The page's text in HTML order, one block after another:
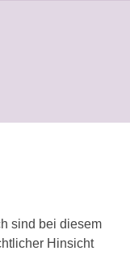
sind bei diesem
Hinsicht